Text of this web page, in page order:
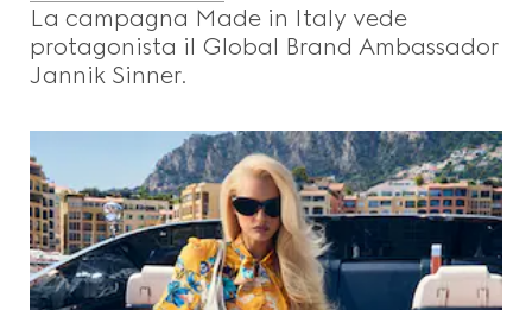
Beauty
Codici E Ispirazioni
Gucci Equilibrium
La campagna Made in Italy vede
protagonista il Global Brand Ambassador
Jannik Sinner.